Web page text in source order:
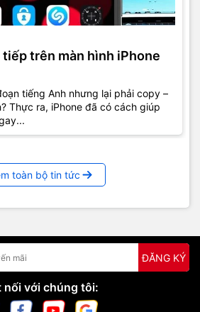
trên màn hình iPhone
tiếng Anh nhưng lại phải copy –
Thực ra, iPhone đã có cách giúp
toàn bộ tin tức
ĐĂNG KÝ
nối với chúng tôi: